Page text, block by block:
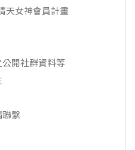
天女神會員計畫
開社群資料等
繫